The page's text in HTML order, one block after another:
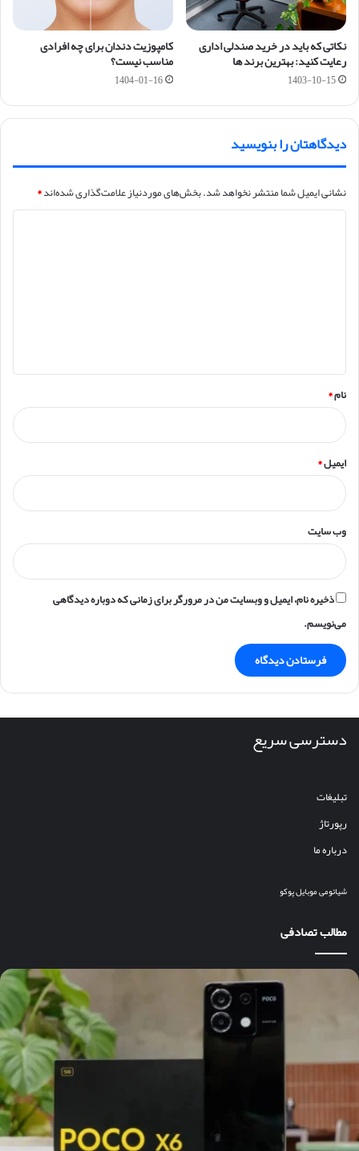
نکاتی که باید در خرید صندلی اداری
رعایت کنید: بهترین برند ها
1403-10-15
کامپوزیت دندان برای چه افرادی
مناسب نیست؟
1404-01-16
دیدگاهتان را بنویسید
نشانی ایمیل شما منتشر نخواهد شد.بخش‌های موردنیاز علامت‌گذاری شده‌اند*
نام*
ایمیل*
وب‌ سایت
ذخیره نام، ایمیل و وبسایت من در مرورگر برای زمانی که دوباره دیدگاهی
می‌نویسم.
دسترسی سریع
تبلیغات
رپورتاژ
درباره ما
شیائومیموبایلپوکو
مطالب تصادفی